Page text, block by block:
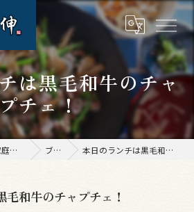
は黒毛和牛のチャ
チェ！
西明石の居酒屋なら家庭料理と肉 居酒屋 伸 ブログ 本日のランチは黒毛和牛のチャプチェ！
毛和牛のチャプチェ！